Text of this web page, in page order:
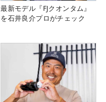
最新モデル『FJクオンタム』
を石井良介プロがチェック